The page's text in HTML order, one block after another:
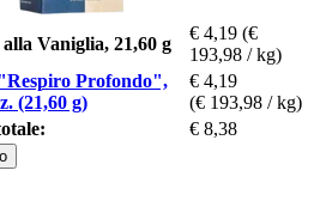
Vaniglia, 21,60 g
€ 4,19 (€
193,98 / kg)
Profondo",
(21,60 g)
€ 4,19
(€ 193,98 / kg)
€ 8,38